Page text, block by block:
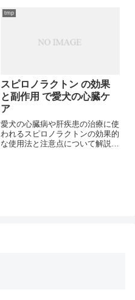
らすための知識をお伝えします
が、あなたは正しい対処法をご存
tmp
スピロノラクトン の効果
と副作用 で愛犬の心臓ケ
ア
愛犬の心臓病や肝疾患の治療に使
われるスピロノラクトンの効果的
な使用法と注意点について解説し